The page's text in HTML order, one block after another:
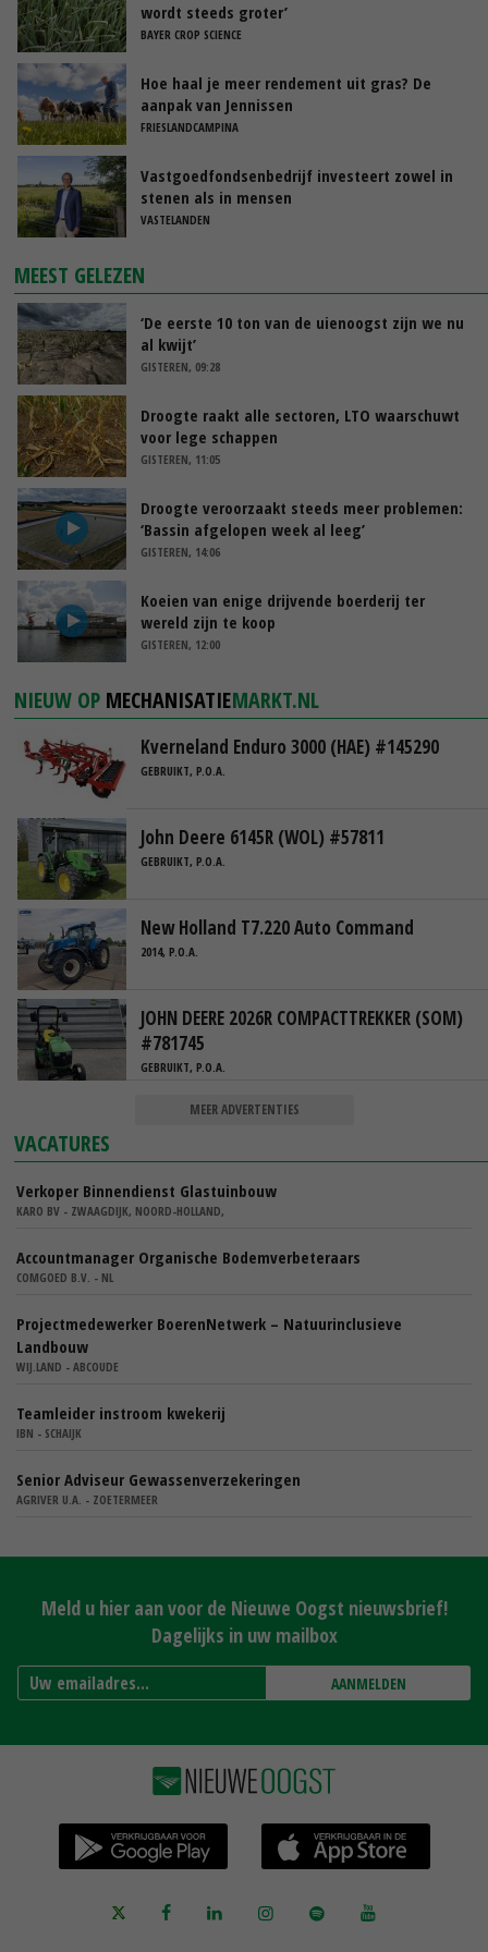
wordt steeds groter’
BAYER CROP SCIENCE
Hoe haal je meer rendement uit gras? De
aanpak van Jennissen
FRIESLANDCAMPINA
Vastgoedfondsenbedrijf investeert zowel in
stenen als in mensen
VASTELANDEN
MEEST GELEZEN
‘De eerste 10 ton van de uienoogst zijn we nu
al kwijt’
GISTEREN, 09:28
Droogte raakt alle sectoren, LTO waarschuwt
voor lege schappen
GISTEREN, 11:05
Droogte veroorzaakt steeds meer problemen:
‘Bassin afgelopen week al leeg’
GISTEREN, 14:06
Koeien van enige drijvende boerderij ter
wereld zijn te koop
GISTEREN, 12:00
NIEUW OP MECHANISATIEMARKT.NL
Kverneland Enduro 3000 (HAE) #145290
GEBRUIKT, P.O.A.
John Deere 6145R (WOL) #57811
GEBRUIKT, P.O.A.
New Holland T7.220 Auto Command
2014, P.O.A.
JOHN DEERE 2026R COMPACTTREKKER (SOM)
#781745
GEBRUIKT, P.O.A.
MEER ADVERTENTIES
VACATURES
Verkoper Binnendienst Glastuinbouw
KARO BV - ZWAAGDIJK, NOORD-HOLLAND,
Accountmanager Organische Bodemverbeteraars
COMGOED B.V. - NL
Projectmedewerker BoerenNetwerk – Natuurinclusieve
Landbouw
WIJ.LAND - ABCOUDE
Teamleider instroom kwekerij
IBN - SCHAIJK
Senior Adviseur Gewassenverzekeringen
AGRIVER U.A. - ZOETERMEER
Meld u hier aan voor de Nieuwe Oogst nieuwsbrief!
Dagelijks in uw mailbox
AANMELDEN